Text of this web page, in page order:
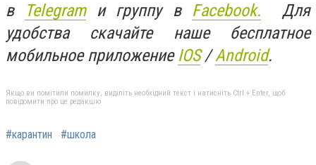
в
Telegramи группу в Facebook. Для
удобства скачайте наше бесплатное
мобильное приложение IOS/Android.
Якщо ви помітили помилку, виділіть необхідний текст і натисніть Ctrl + Enter, щоб
повідомити про це редакцію
#карантин #школа